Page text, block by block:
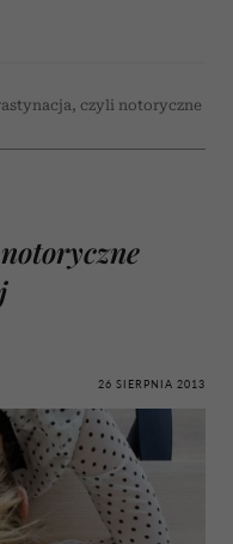
czyli notoryczne
26 SIERPNIA 2013